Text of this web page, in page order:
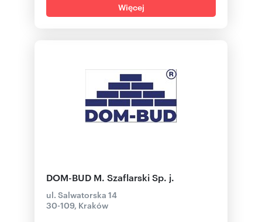
Więcej
DOM-BUD M. Szaflarski Sp. j.
ul. Salwatorska 14
30-109, Kraków